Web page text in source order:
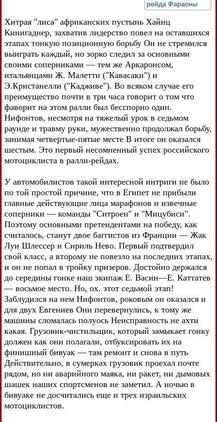
рейда Фараоны
Хитрая "лиса" африканских пустынь Хайнц
Кинигаднер, захватив лидерство повел на оставшихся
этапах тонкую позиционную борьбу Он не стремился
выиграть каждый, но зорко следил за основными
своими соперниками — тем же Аркаронсом,
итальянцами Ж. Малетти ("Кавасаки") и
Э.Кристанелли ("Кадживе"). Во всяком случае его
преимущество почти в три часа говорит о том что
фаворит на этом ралли был бесспорно один.
Нифонтов, несмотря на тяжелый урок в седьмом
раунде и травму руки, мужественно продолжал борьбу,
занимая четвертые-пятые месте В итоге он оказался
шестым. Это первый несомненный успех российского
мотоциклиста в ралли-рейдах.
У автомобилистов такой интересной интриги не было
по той простой причине, что в Египет не прибыли
главные действующие лица марафонов и извечные
соперники — команды "Ситроен" и "Мицубиси".
Поэтому основными претендентами на победу, как
считалось, станут двое баггистов из Франции — Жак
Луи Шлессер и Сириль Нево. Первый подтвердил
свой класс, а второму не повезло на последних этапах,
и он не попал в тройку призеров. Достойно держался
до середины гонке наш экипаж Е. Васин—Е. Каттатев
— восьмое место. Но, ох. этот седьмой этап!
Заблудился на нем Нифонтов, роковым он оказался и
для двух Евгениев Они перевернулись, к тому же
машины сломалась полуось Неисправность не ахти
какая. Грузовик-чистильщик, который замыкает гонку
должен как они полагали, отбуксировать их на
финишный бивуак — там ремонт и снова в путь
Действительно, в сумерках грузовик проехал почте
рядом, но ни аварийного маяка, ни ракет, ни дымовых
шашек наших спортсменов не заметил. А ночью в
бивуаке не досчитались еще и трех израильских
мотоциклистов.